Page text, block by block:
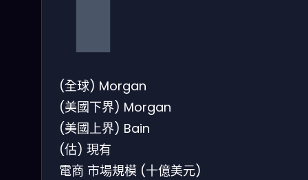
(全球) Morgan
(美國下界) Morgan
(美國上界) Bain
(估) 現有
電商 市場規模 (十億美元)